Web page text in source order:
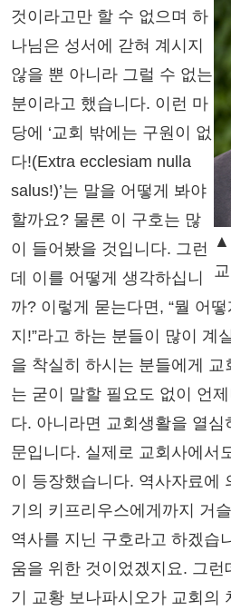
▲
것이라고만 할 수 없으며 하
나님은 성서에 갇혀 계시지
않을 뿐 아니라 그럴 수 없는
분이라고 했습니다. 이런 마
당에 ‘교회 밖에는 구원이 없
다!(Extra ecclesiam nulla
salus!)’는 말을 어떻게 봐야
할까요? 물론 이 구호는 많
이 들어봤을 것입니다. 그런
데 이를 어떻게 생각하십니
까? 이렇게 묻는다면, “뭘 어
지!”라고 하는 분들이 많이 계
을 착실히 하시는 분들에게
는 굳이 말할 필요도 없이 언
다. 아니라면 교회생활을 열심
문입니다. 실제로 교회사에서
이 등장했습니다. 역사자료에
기의 키프리우스에게까지 거
역사를 지닌 구호라고 하겠습
움을 위한 것이었겠지요. 그런
기 교황 보나파시오가 교회의